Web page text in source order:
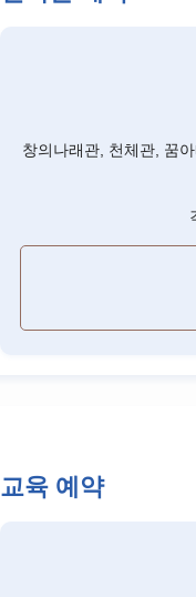
창의나래관, 천체관, 꿈
교육 예약